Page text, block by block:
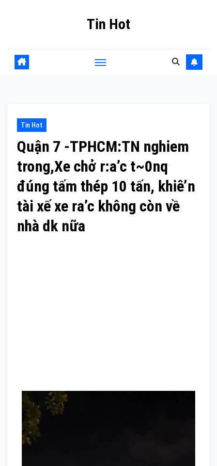
Tin Hot
Tin Hot
Quận 7 -TPHCM:TN nghiem
trong,Xe chở r:a’c t~0nq
đúng tấm thép 10 tấn, khiê’n
tài xế xe ra’c không còn về
nhà dk nữa